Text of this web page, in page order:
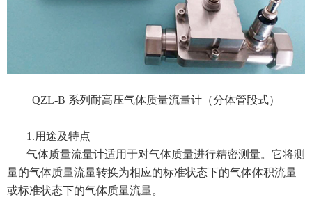
QZL-B 系列耐高压气体质量流量计（分体管段式）
1.用途及特点
气体质量流量计适用于对气体质量进行精密测量。它将测
量的气体质量流量转换为相应的标准状态下的气体体积流量
或标准状态下的气体质量流量。